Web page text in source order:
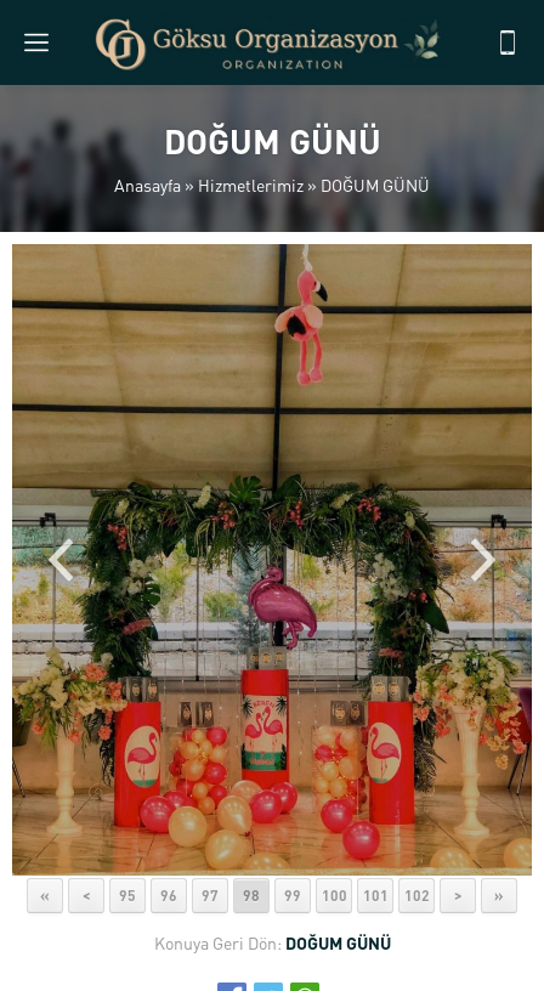
DOĞUM GÜNÜ
Anasayfa »Hizmetlerimiz » DOĞUM GÜNÜ
« < 95 96 97 98 99 100 101 102 > »
Konuya Geri Dön: DOĞUM GÜNÜ